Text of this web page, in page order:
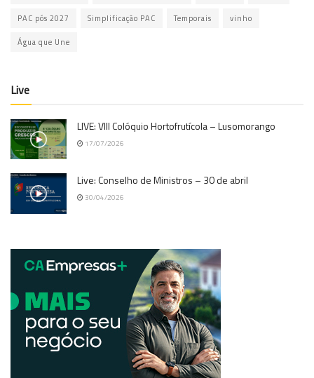
PAC pós 2027 Simplificação PAC Temporais vinho
Água que Une
Live
LIVE: VIII Colóquio Hortofrutícola – Lusomorango
17/07/2026
Live: Conselho de Ministros – 30 de abril
30/04/2026